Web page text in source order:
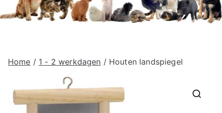
Home / 1 - 2 werkdagen / Houten landspiegel